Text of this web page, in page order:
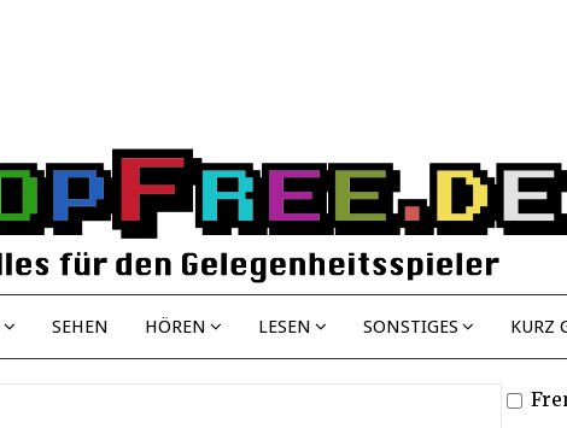
SEHEN HÖREN LESEN SONSTIGES KURZ